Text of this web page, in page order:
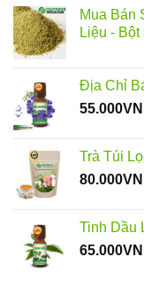
Mua Bán
Liệu -
Địa Chỉ
55.000
Trà Túi
80.000
Tinh Dầu
65.000